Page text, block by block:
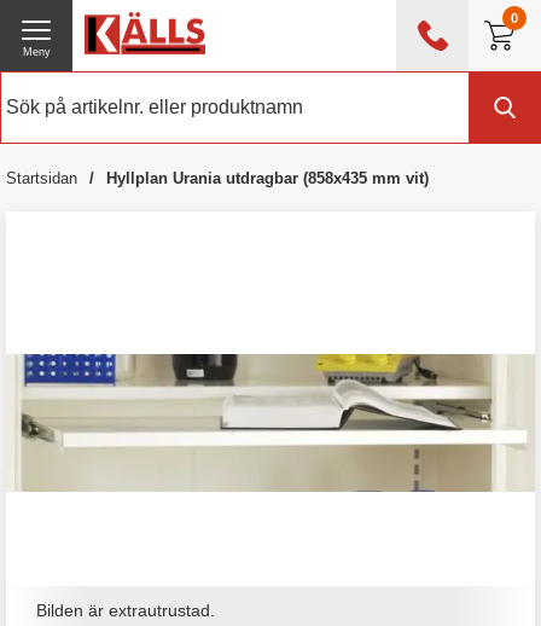
0
0476 - 214 80
Meny
Startsidan Hyllplan Urania utdragbar (858x435 mm vit)
Bilden är extrautrustad.